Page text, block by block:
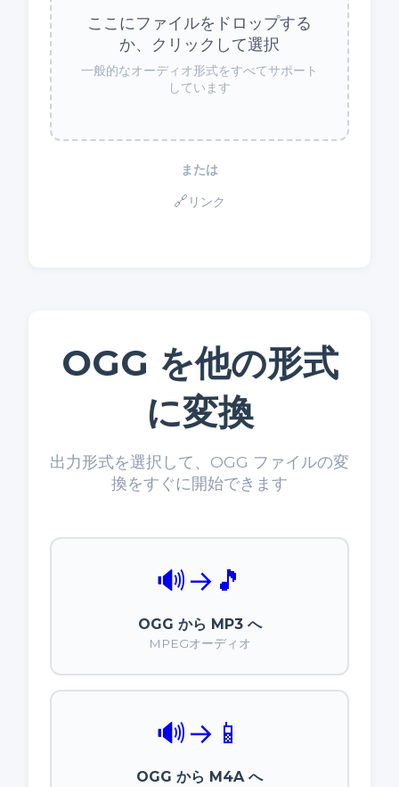
ここにファイルをドロップする
か、クリックして選択
一般的なオーディオ形式をすべてサポート
しています
または
🔗 リンク
OGG を他の形式
に変換
出力形式を選択して、OGG ファイルの変
換をすぐに開始できます
🔊→ 🎵
OGG から MP3 へ
MPEGオーディオ
🔊→ 📱
OGG から M4A へ